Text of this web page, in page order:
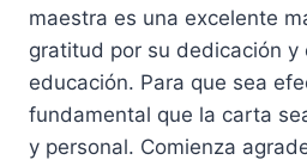
maestra es una excelente
gratitud por su dedicación y
educación. Para que sea
fundamental que la carta
y personal. Comienza